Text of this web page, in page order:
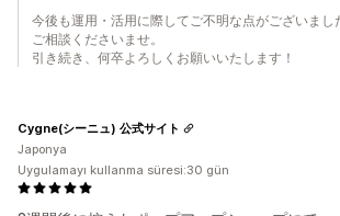
今後も運用・活用に際してご不明な点がございまし
ご相談くださいませ。
引き続き、何卒よろしくお願いいたします！
Cygne(シーニュ) 公式サイト
Japonya
Uygulamayı kullanma süresi:30 gün